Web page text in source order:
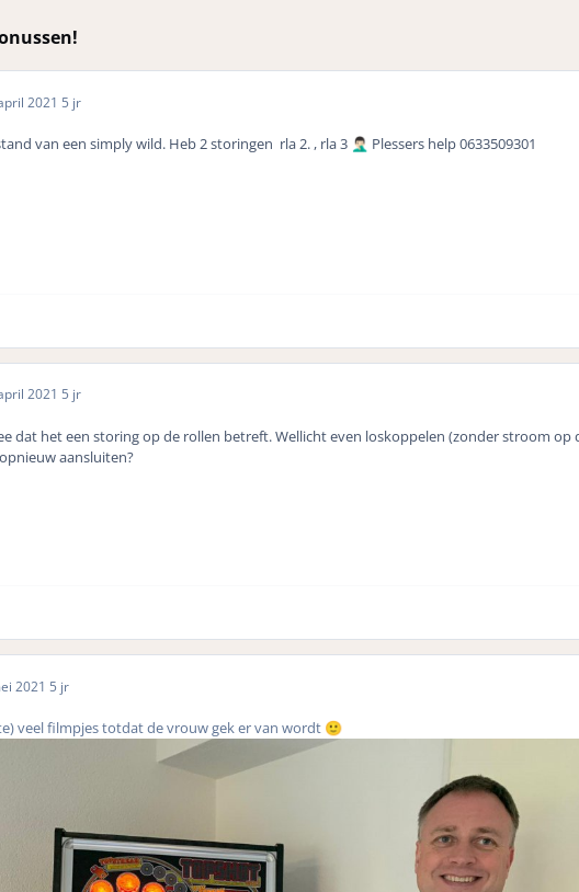
2021 5 jr
van een simply wild. Heb 2 storingen rla 2. , rla 3 🤦🏻‍♂️ Plessers help 0633509301
2021 5 jr
dat het een storing op de rollen betreft. Wellicht even loskoppelen (zonder stroom op
aansluiten?
2021 5 jr
veel filmpjes totdat de vrouw gek er van wordt 🙂